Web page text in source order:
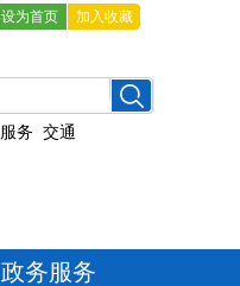
设为首页 加入收藏
政务服务